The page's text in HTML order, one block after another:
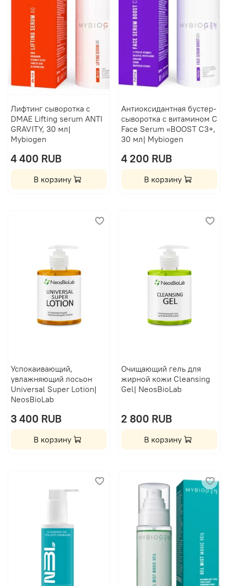
Лифтинг сыворотка с
DMAE Lifting serum ANTI
GRAVITY, 30 мл|
Mybiogen
4 400 RUB
В корзину
Антиоксидантная бустер-
сыворотка с витамином C
Face Serum «BOOST C3+,
30 мл| Mybiogen
4 200 RUB
В корзину
Успокаивающий,
увлажняющий лосьон
Universal Super Lotion|
NeosBioLab
3 400 RUB
В корзину
Очищающий гель для
жирной кожи Сleansing
Gel| NeosBioLab
2 800 RUB
В корзину